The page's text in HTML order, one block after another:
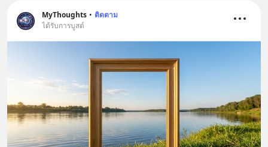
MyThoughts • ติดตาม
ได้รับการบูสต์